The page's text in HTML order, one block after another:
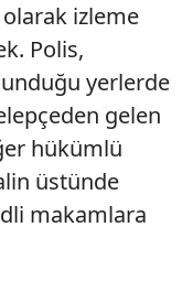
izleme
Polis,
yerlerde
gelen
hükümlü
üstünde
makamlara